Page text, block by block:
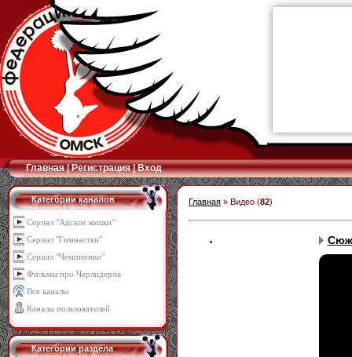
Главная|Регистрация|Вход
Категории каналов
Сериал "Адские кошки"
Сериал "Гимнастки"
Сериал "Чемпионки"
Фильмы про Черлидеров
Все каналы
Каналы пользователей
Категории раздела
Главная » Видео (82)